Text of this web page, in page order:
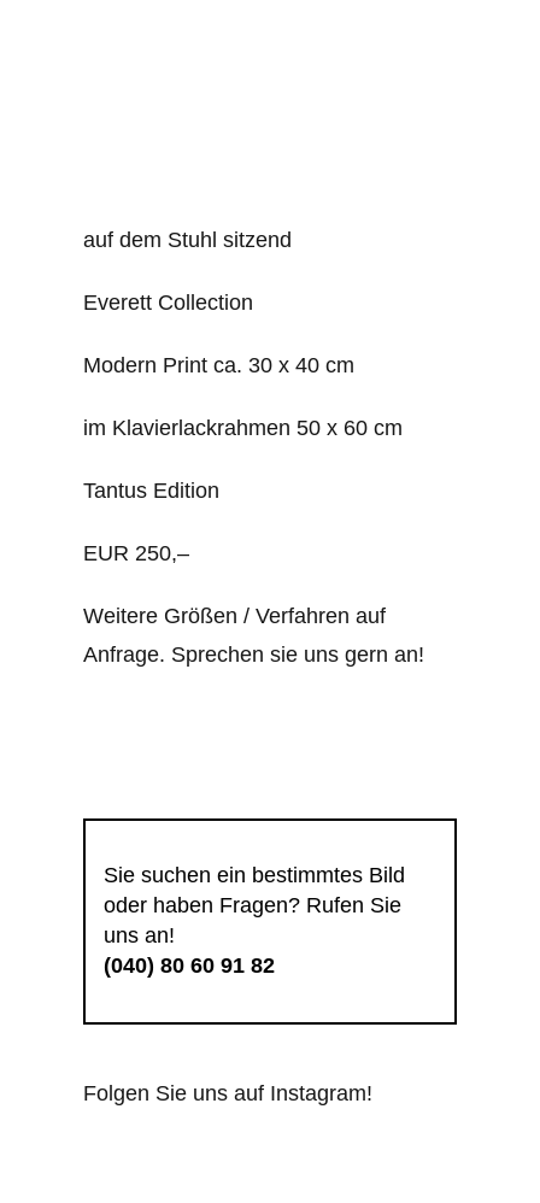
auf dem Stuhl sitzend
Everett Collection
Modern Print ca. 30 x 40 cm
im Klavierlackrahmen 50 x 60 cm
Tantus Edition
EUR 250,–
Weitere Größen / Verfahren auf
Anfrage. Sprechen sie uns gern an!
Sie suchen ein bestimmtes Bild
oder haben Fragen? Rufen Sie
uns an!
(040) 80 60 91 82
Folgen Sie uns auf Instagram!